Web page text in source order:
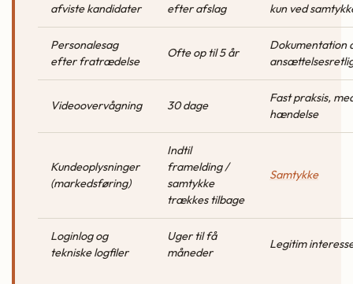
afviste kandidater
efter afslag
kun ved
Personalesag
efter fratrædelse
Ofte op til 5 år
Dokumentation
Videoovervågning 30 dage
Fast praksis,
hændelse
Kundeoplysninger
(markedsføring)
Indtil
framelding /
samtykke
trækkes tilbage
Samtykke
Loginlog og
tekniske logfiler
Uger til få
måneder
Legitim